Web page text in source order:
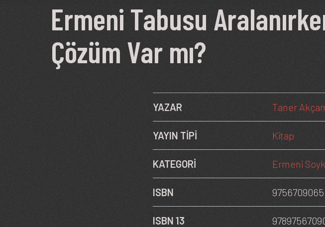
Ermeni Tabusu
Çözüm Var mı?
YAZAR Taner
YAYIN TİPİ Kitap
KATEGORİ Ermeni
ISBN 9756709065
ISBN 13